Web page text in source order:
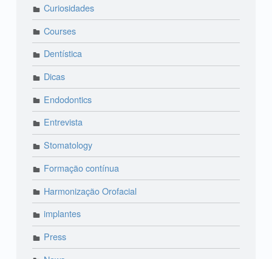
Curiosidades
Courses
Dentística
Dicas
Endodontics
Entrevista
Stomatology
Formação contínua
Harmonização Orofacial
implantes
Press